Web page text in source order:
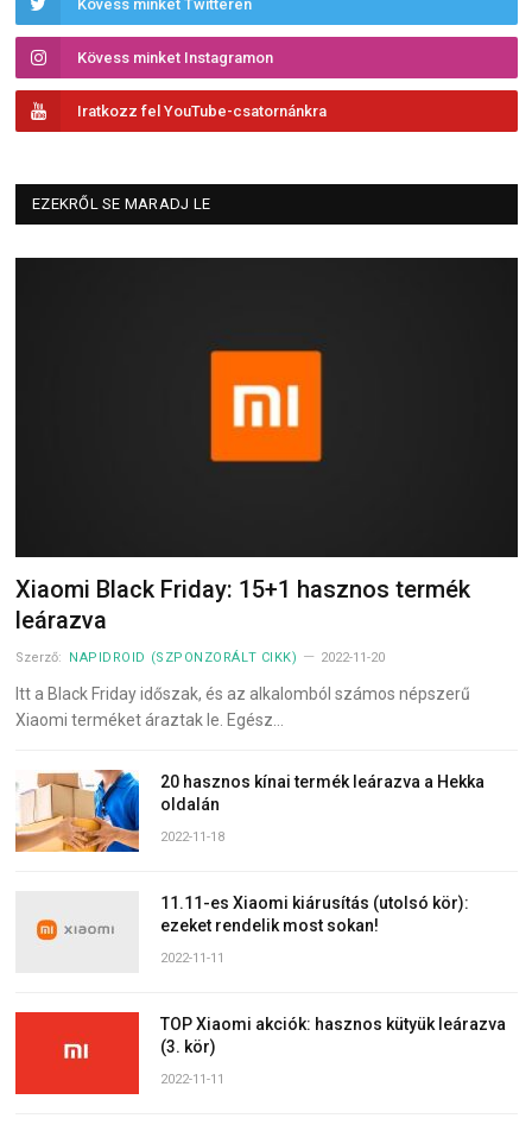
Kövess minket Twitteren
Kövess minket Instagramon
Iratkozz fel YouTube-csatornánkra
EZEKRŐL SE MARADJ LE
Xiaomi Black Friday: 15+1 hasznos termék
leárazva
Szerző: NAPIDROID (SZPONZORÁLT CIKK) 2022-11-20
Itt a Black Friday időszak, és az alkalomból számos népszerű
Xiaomi terméket áraztak le. Egész…
20 hasznos kínai termék leárazva a Hekka
oldalán
2022-11-18
11.11-es Xiaomi kiárusítás (utolsó kör):
ezeket rendelik most sokan!
2022-11-11
TOP Xiaomi akciók: hasznos kütyük leárazva
(3. kör)
2022-11-11